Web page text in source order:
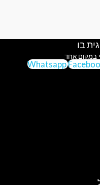
בו
במקום אחד
Whatsapp